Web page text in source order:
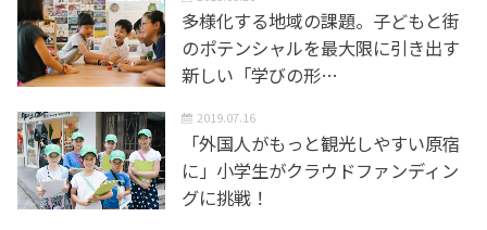
多様化する地域の課題。子どもと街
のポテンシャルを最大限に引き出す
新しい「学びの形…
2019.07.16
「外国人がもっと観光しやすい原宿
に」小学生がクラウドファンディン
グに挑戦！